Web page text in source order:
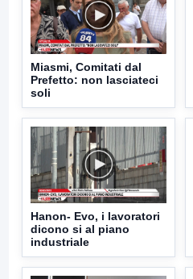
Miasmi, Comitati dal
Prefetto: non lasciateci
soli
Hanon- Evo, i lavoratori
dicono si al piano
industriale